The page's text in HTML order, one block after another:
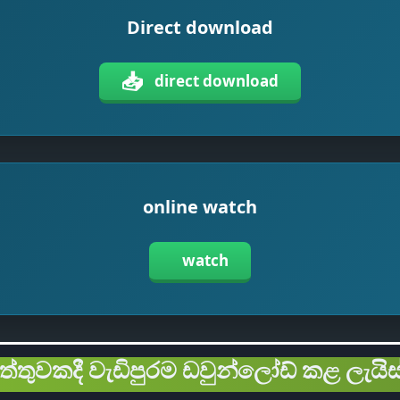
Direct download
📥 direct download
online watch
watch
වැඩිපුරම ඩවුන්ලෝඩ් කළ